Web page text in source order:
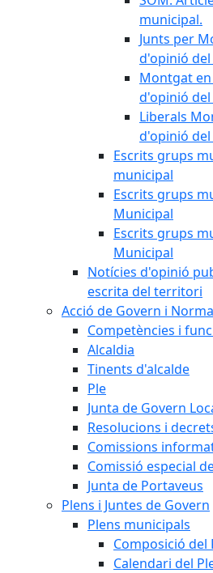
municipal.
Junts per
d'opinió
Montgat
d'opinió
Liberals
d'opinió
Escrits grups
municipal
Escrits grups
Municipal
Escrits grups
Municipal
Notícies d'opinió
escrita del territori
Acció de Govern i
Competències i
Alcaldia
Tinents d'alcalde
Ple
Junta de Govern
Resolucions i
Comissions
Comissió especial
Junta de Portaveus
Plens i Juntes de Govern
Plens municipals
Composició del
Calendari del